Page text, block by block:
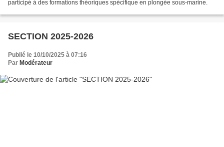
participé à des formations théoriques spécifique en plongée sous-marine.
SECTION 2025-2026
Publié le 10/10/2025 à 07:16
Par Modérateur